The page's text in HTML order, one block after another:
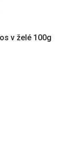
v želé 100g